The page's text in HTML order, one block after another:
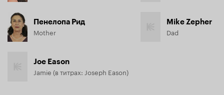
Пенелопа Рид
Mother
Joe Eason
Jamie (в титрах: Joseph Eason)
Mike Zepher
Dad